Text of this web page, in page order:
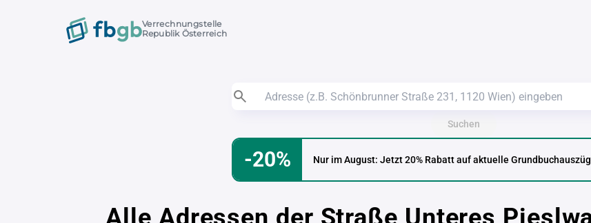
Verrechnungstelle
Republik Österreich
Suchen
-20% Nur im August: Jetzt 20% Rabatt auf aktuelle